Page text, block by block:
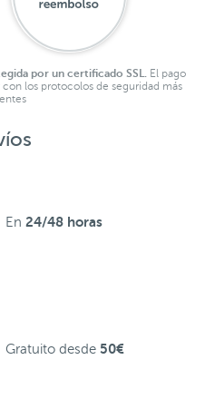
por un certificado SSL.
El pago
los protocolos de seguridad más
En 24/48 horas
Gratuito desde 50€